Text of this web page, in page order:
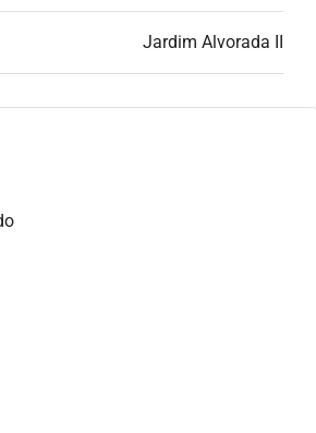
Jardim Alvorada II